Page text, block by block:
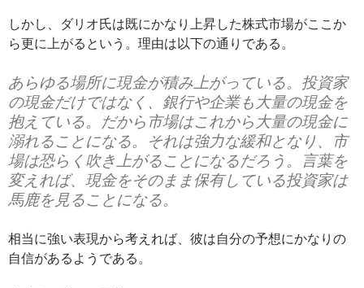
しかし、ダリオ氏は既にかなり上昇した株式市場がここか
ら更に上がるという。理由は以下の通りである。
あらゆる場所に現金が積み上がっている。投資家
の現金だけではなく、銀行や企業も大量の現金を
抱えている。だから市場はこれから大量の現金に
溺れることになる。それは強力な緩和となり、市
場は恐らく吹き上がることになるだろう。言葉を
変えれば、現金をそのまま保有している投資家は
馬鹿を見ることになる。
相当に強い表現から考えれば、彼は自分の予想にかなりの
自信があるようである。